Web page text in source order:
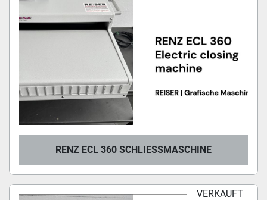
RENZ ECL 360 SCHLIESSMASCHINE
VERKAUFT